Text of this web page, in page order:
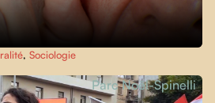
, Sociologie
Parc Noël-Spinelli